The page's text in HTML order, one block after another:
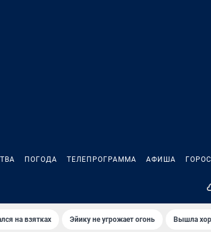
ПОГОДА ТЕЛЕПРОГРАММА АФИША
на взятках Эйику не угрожает огонь Вышла